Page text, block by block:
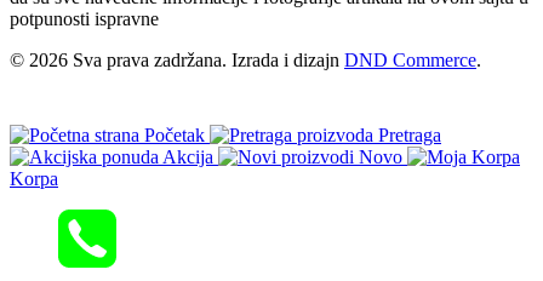
potpunosti ispravne
© 2026 Sva prava zadržana. Izrada i dizajn DND Commerce.
Početak
Pretraga
Akcija
Novo
Korpa